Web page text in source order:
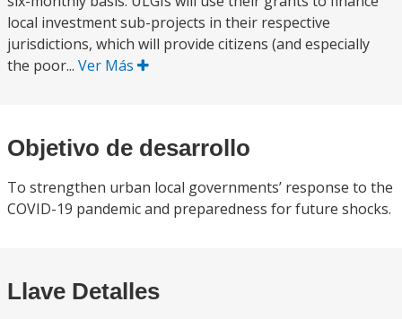
local investment sub-projects in their respective
jurisdictions, which will provide citizens (and especially
the poor... Ver Más
Objetivo de desarrollo
To strengthen urban local governments’ response to the
COVID-19 pandemic and preparedness for future shocks.
Llave Detalles